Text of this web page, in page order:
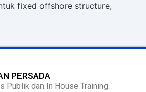
fixed offshore structure,
PERSADA
Publik dan In House Training.